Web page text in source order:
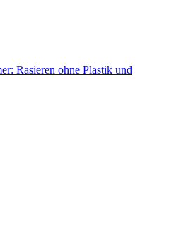
Rasieren ohne Plastik und